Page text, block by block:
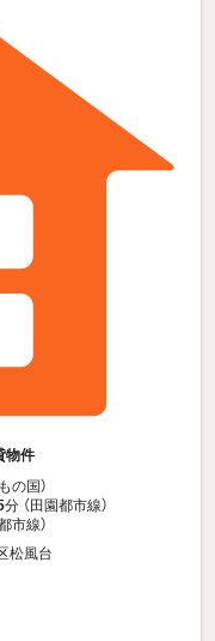
物件
の国）
分 （田園都市線）
市線）
松風台